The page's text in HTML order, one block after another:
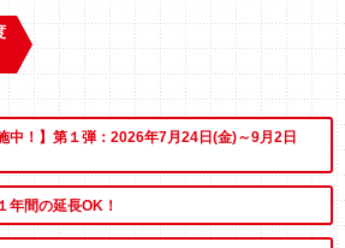
中！】第１弾：2026年7月24日(金)～9月2日
年間の延長OK！